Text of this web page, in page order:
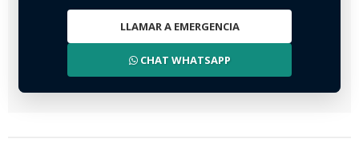
LLAMAR A EMERGENCIA
CHAT WHATSAPP